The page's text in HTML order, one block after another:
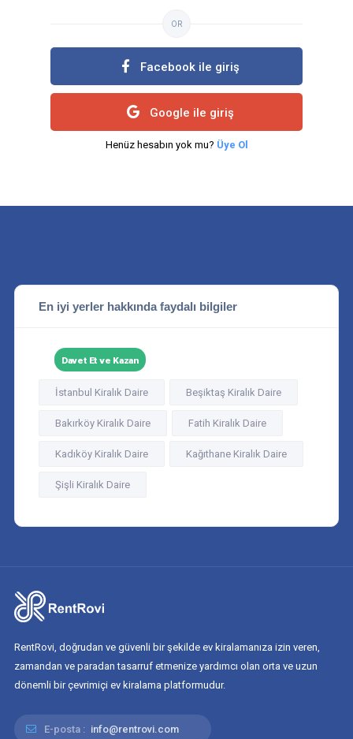
OR
Facebook ile giriş
Google ile giriş
Henüz hesabın yok mu? Üye Ol
En iyi yerler hakkında faydalı bilgiler
Davet Et ve Kazan
İstanbul Kiralık Daire Beşiktaş Kiralık Daire
Bakırköy Kiralık Daire Fatih Kiralık Daire
Kadıköy Kiralık Daire Kağıthane Kiralık Daire
Şişli Kiralık Daire
RentRovi, doğrudan ve güvenli bir şekilde ev kiralamanıza izin veren,
zamandan ve paradan tasarruf etmenize yardımcı olan orta ve uzun
dönemli bir çevrimiçi ev kiralama platformudur.
E-posta : info@rentrovi.com